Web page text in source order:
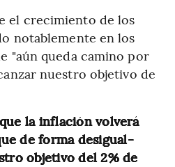
el crecimiento de los
notablemente en los
"aún queda camino por
nuestro objetivo de
la inflación volverá
de forma desigual-
objetivo del 2% de